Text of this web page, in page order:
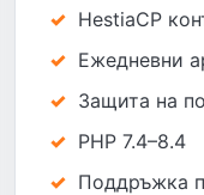
HestiaCP
Ежедневни
Защита на
PHP 7.4–8.4
Поддръжка